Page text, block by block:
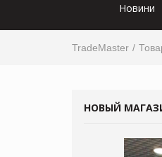
Новини
TradeMaster
НОВЫЙ